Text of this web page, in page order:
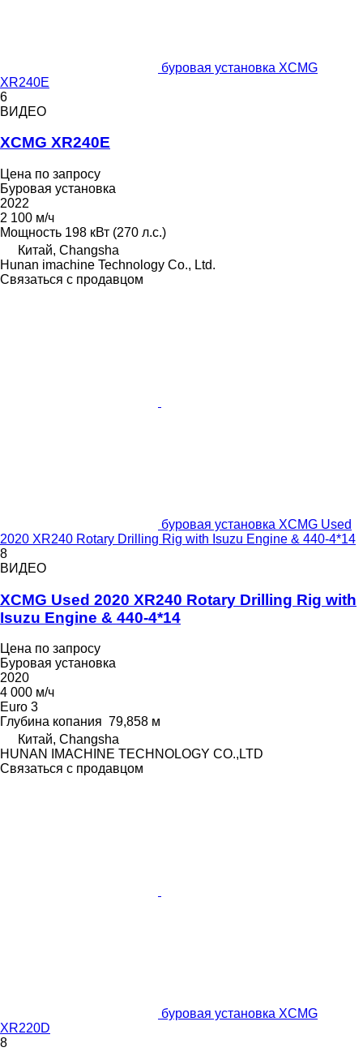
буровая установка XCMG
XR240E
6
ВИДЕО
XCMG XR240E
Цена по запросу
Буровая установка
2022
2 100 м/ч
Мощность 198 кВт (270 л.с.)
Китай, Changsha
Hunan imachine Technology Co., Ltd.
Связаться с продавцом
буровая установка XCMG Used
2020 XR240 Rotary Drilling Rig with Isuzu Engine & 440-4*14
8
ВИДЕО
XCMG Used 2020 XR240 Rotary Drilling Rig with
Isuzu Engine & 440-4*14
Цена по запросу
Буровая установка
2020
4 000 м/ч
Euro 3
Глубина копания 79,858 м
Китай, Changsha
HUNAN IMACHINE TECHNOLOGY CO.,LTD
Связаться с продавцом
буровая установка XCMG
XR220D
8